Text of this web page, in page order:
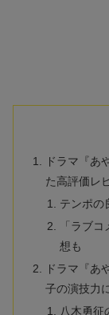
ドラマ『あ
た高評価レ
テンポの
「ラブ
想も
ドラマ『あ
子の演技力
八木勇征